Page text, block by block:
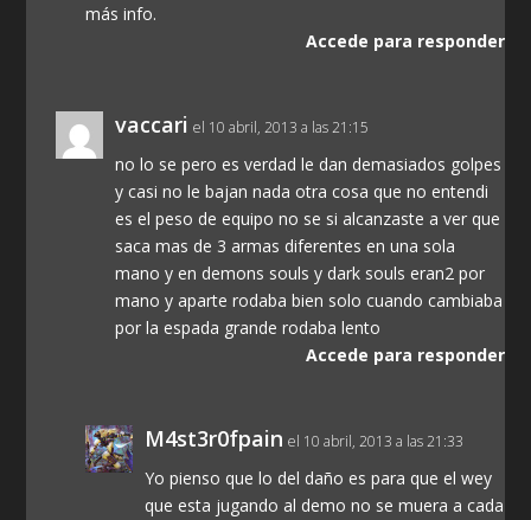
más info.
Accede para responder
vaccari el 10 abril, 2013 a las 21:15
no lo se pero es verdad le dan demasiados golpes
y casi no le bajan nada otra cosa que no entendi
es el peso de equipo no se si alcanzaste a ver que
saca mas de 3 armas diferentes en una sola
mano y en demons souls y dark souls eran2 por
mano y aparte rodaba bien solo cuando cambiaba
por la espada grande rodaba lento
Accede para responder
M4st3r0fpain el 10 abril, 2013 a las 21:33
Yo pienso que lo del daño es para que el wey
que esta jugando al demo no se muera a cada